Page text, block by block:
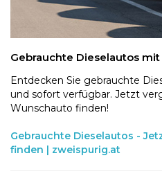
Gebrauchte Dieselautos
Entdecken Sie gebrauchte
und sofort verfügbar. Jetzt
Wunschauto finden!
Gebrauchte Dieselautos -
finden | zweispurig.at